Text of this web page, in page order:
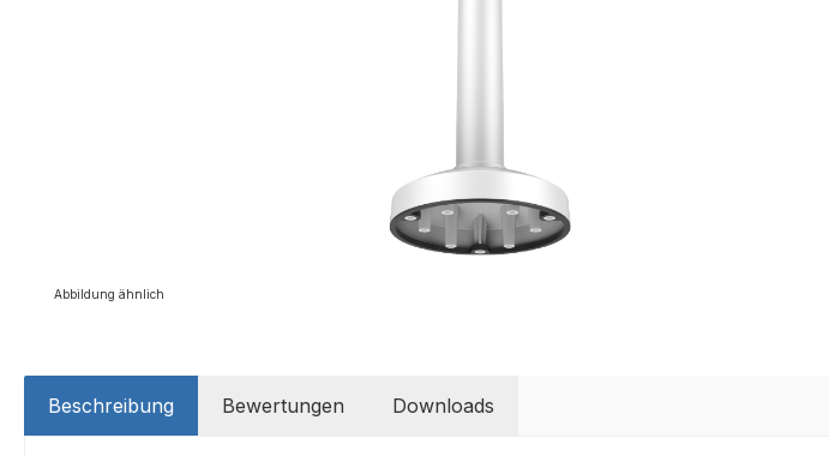
Abbildung ähnlich
Beschreibung Bewertungen Downloads